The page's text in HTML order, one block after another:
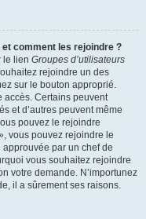
comment les rejoindre ?
le lien Groupes d’utilisateurs
rejoindre un des
sur le bouton approprié.
accès. Certains peuvent
et d’autres peuvent même
pouvez le rejoindre
vous pouvez rejoindre le
par un chef de
vous souhaitez rejoindre
votre demande. N’importunez
il a sûrement ses raisons.